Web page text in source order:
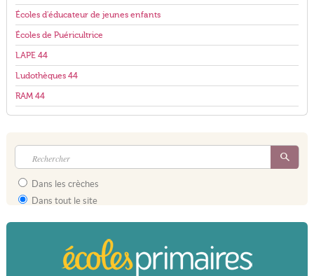
Écoles d'éducateur de jeunes enfants
Écoles de Puéricultrice
LAPE 44
Ludothèques 44
RAM 44
Dans les crèches
Dans tout le site